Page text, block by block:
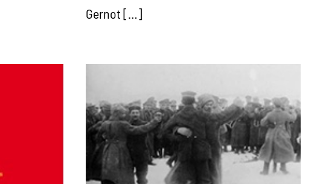
Gernot […]